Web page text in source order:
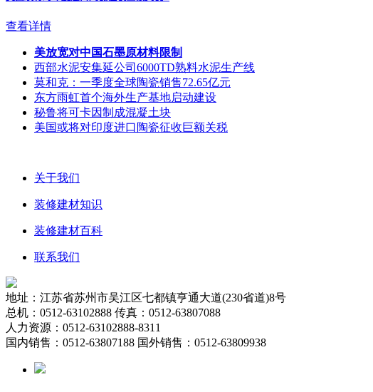
查看详情
美放宽对中国石墨原材料限制
西部水泥安集延公司6000TD熟料水泥生产线
莫和克：一季度全球陶瓷销售72.65亿元
东方雨虹首个海外生产基地启动建设
秘鲁将可卡因制成混凝土块
美国或将对印度进口陶瓷征收巨额关税
关于我们
装修建材知识
装修建材百科
联系我们
地址：江苏省苏州市吴江区七都镇亨通大道(230省道)8号
总机：0512-63102888 传真：0512-63807088
人力资源：0512-63102888-8311
国内销售：0512-63807188 国外销售：0512-63809938